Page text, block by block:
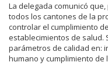
La delegada comunicó
todos los cantones de la
controlar el cumplimiento
establecimientos de salud.
parámetros de calidad en:
humano y cumplimiento de